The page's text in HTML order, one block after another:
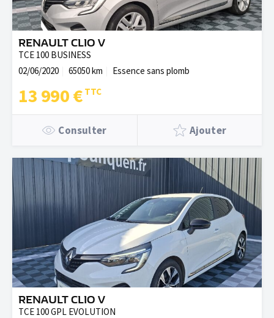
RENAULT CLIO V
TCE 100 BUSINESS
02/06/2020
65050 km Essence sans plomb
13 990 €
Consulter Ajouter
RENAULT CLIO V
TCE 100 GPL EVOLUTION